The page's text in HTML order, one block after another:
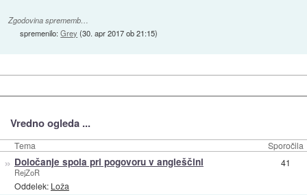
Zgodovina sprememb…
spremenilo:Grey (30. apr 2017 ob 21:15)
Vredno ogleda ...
Tema Sporočila
» Določanje spola pri pogovoru v angleščini
RejZoR
Oddelek: Loža
41